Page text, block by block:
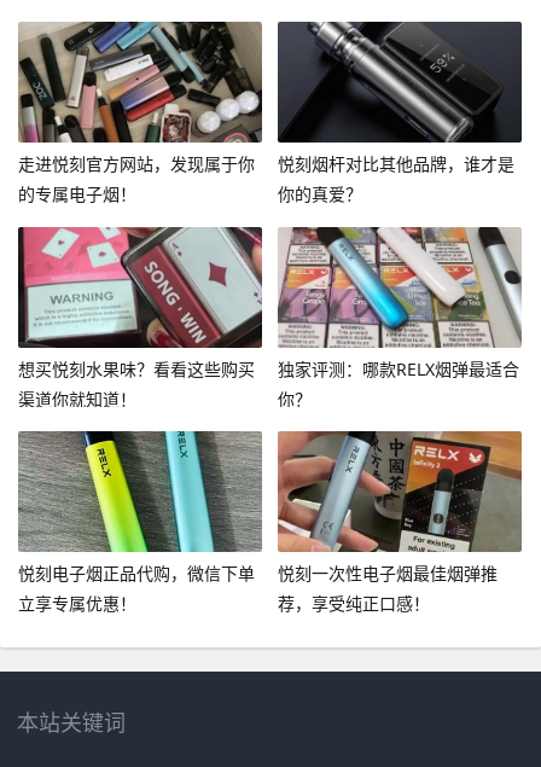
走进悦刻官方网站，发现属于你
的专属电子烟！
悦刻烟杆对比其他品牌，谁才是
你的真爱？
想买悦刻水果味？看看这些购买
渠道你就知道！
独家评测：哪款RELX烟弹最适合
你？
悦刻电子烟正品代购，微信下单
立享专属优惠！
悦刻一次性电子烟最佳烟弹推
荐，享受纯正口感！
本站关键词